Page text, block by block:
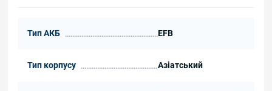
Тип АКБ EFB
Тип корпусу Азіатський